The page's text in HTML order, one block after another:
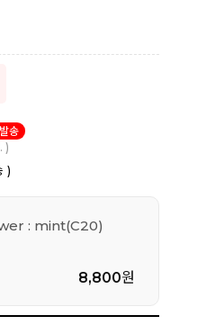
송
)
)
: mint(C20)
8,800원